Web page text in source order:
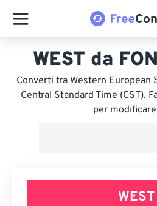
WEST da
Converti tra Western European
Central Standard Time (CST).
per
WEST